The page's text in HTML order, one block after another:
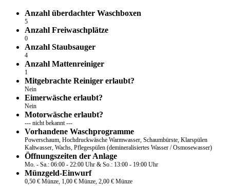
Anzahl überdachter Waschboxen
5
Anzahl Freiwaschplätze
0
Anzahl Staubsauger
4
Anzahl Mattenreiniger
1
Mitgebrachte Reiniger erlaubt?
Nein
Eimerwäsche erlaubt?
Nein
Motorwäsche erlaubt?
--- nicht bekannt ---
Vorhandene Waschprogramme
Powerschaum, Hochdruckwäsche Warmwasser, Schaumbürste, Klarspülen
Kaltwasser, Wachs, Pflegespülen (demineralisiertes Wasser / Osmosewasser)
Öffnungszeiten der Anlage
Mo. - Sa.: 06:00 - 22:00 Uhr & So.: 13:00 - 19:00 Uhr
Münzgeld-Einwurf
0,50 € Münze, 1,00 € Münze, 2,00 € Münze